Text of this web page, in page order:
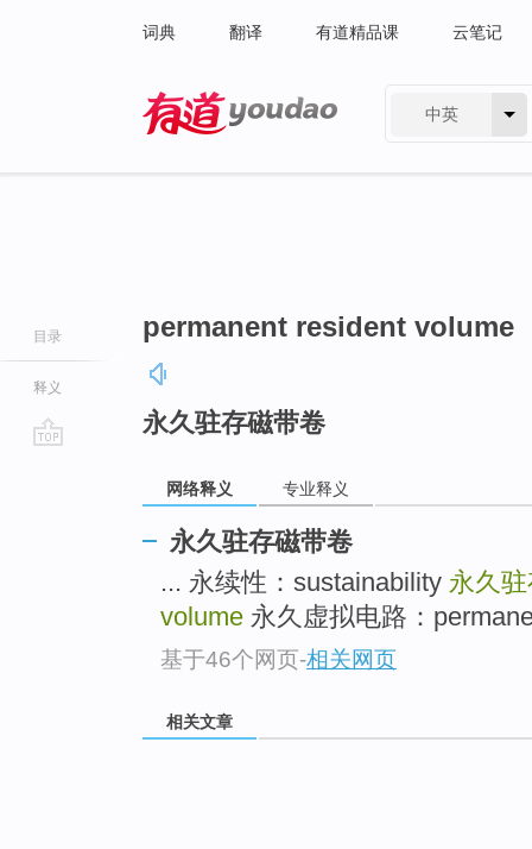
词典 翻译 有道精品课 云笔记
中英
目录
释义
permanent resident volume
永久驻存磁带卷
网络释义 专业释义
永久驻存磁带卷
... 永续性：sustainability 永久
volume 永久虚拟电路：
基于46个网页-相关网页
相关文章